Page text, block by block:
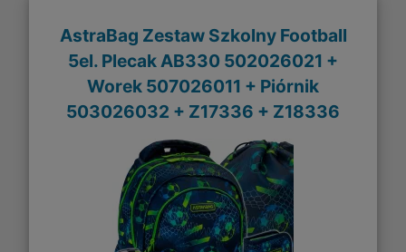
AstraBag Zestaw Szkolny Football
5el. Plecak AB330 502026021 +
Worek 507026011 + Piórnik
503026032 + Z17336 + Z18336